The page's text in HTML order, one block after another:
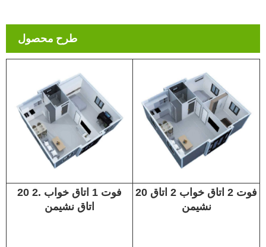
طرح محصول
20 فوت 1 اتاق خواب .2
اتاق نشیمن
20 فوت 2 اتاق خواب 2 اتاق
نشیمن